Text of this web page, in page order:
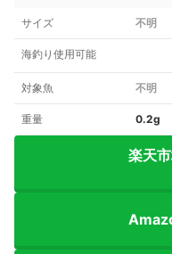
サイズ 不明
海釣り使用可能
対象魚 不明
重量 0.2g
楽天